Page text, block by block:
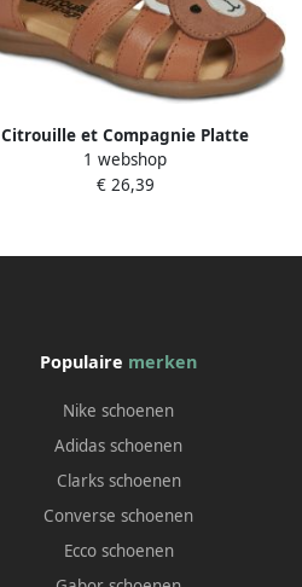
Citrouille et Compagnie Platte
sandalen JAMINO
1 webshop
€ 26,39
Populaire merken
Nike schoenen
Adidas schoenen
Clarks schoenen
Converse schoenen
Ecco schoenen